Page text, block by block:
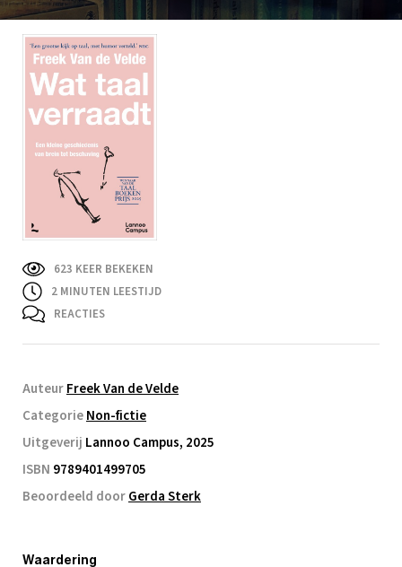
623 KEER BEKEKEN
2 MINUTEN LEESTIJD
REACTIES
AuteurFreek Van de Velde
CategorieNon-fictie
Uitgeverij Lannoo Campus, 2025
ISBN 9789401499705
Beoordeeld doorGerda Sterk
Waardering